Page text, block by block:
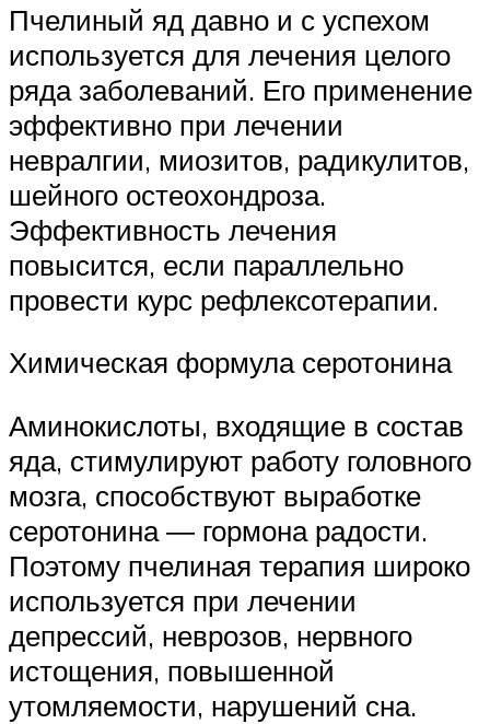
Пчелиный яд давно и с успехом
используется для лечения целого
ряда заболеваний. Его применение
эффективно при лечении
невралгии, миозитов, радикулитов,
шейного остеохондроза.
Эффективность лечения
повысится, если параллельно
провести курс рефлексотерапии.
Химическая формула серотонина
Аминокислоты, входящие в состав
яда, стимулируют работу головного
мозга, способствуют выработке
серотонина ― гормона радости.
Поэтому пчелиная терапия широко
используется при лечении
депрессий, неврозов, нервного
истощения, повышенной
утомляемости, нарушений сна.